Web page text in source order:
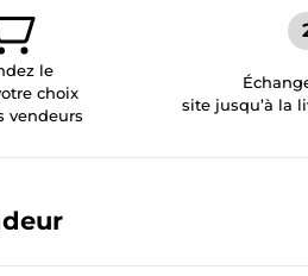
le
choix
vendeurs
site jusqu’à la